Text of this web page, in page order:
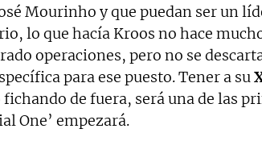
Mourinho y que puedan ser un
lo que hacía Kroos no hace
operaciones, pero no se
para ese puesto. Tener a su
de fuera, será una de las
One’ empezará.